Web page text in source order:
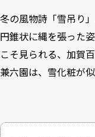
冬の風物詩「雪吊り
円錐状に縄を張った
こそ見られる、加賀
兼六園は、雪化粧が似